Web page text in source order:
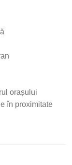
orașului
în proximitate